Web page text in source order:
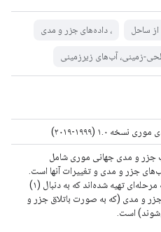
از ساحل ، داده‌های جزر و مدی
زمینی، آب‌های زیرزمینی
۱.۰ (۱۹۹۹-۲۰۱۹)
جزر و مدی جهانی موری شامل
جزر و مدی و تغییرات آنها است.
این نقشه‌ها از یک طبقه‌بندی سه مرحله‌ای تهیه شده‌اند که به دنبال (۱)
و مدی (که به صورت باتلاق جزر و
است.